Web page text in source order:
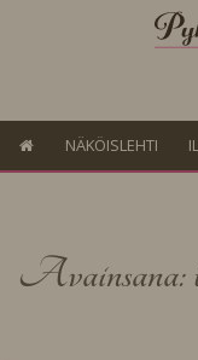
NÄKÖISLEHTI
Avainsana: